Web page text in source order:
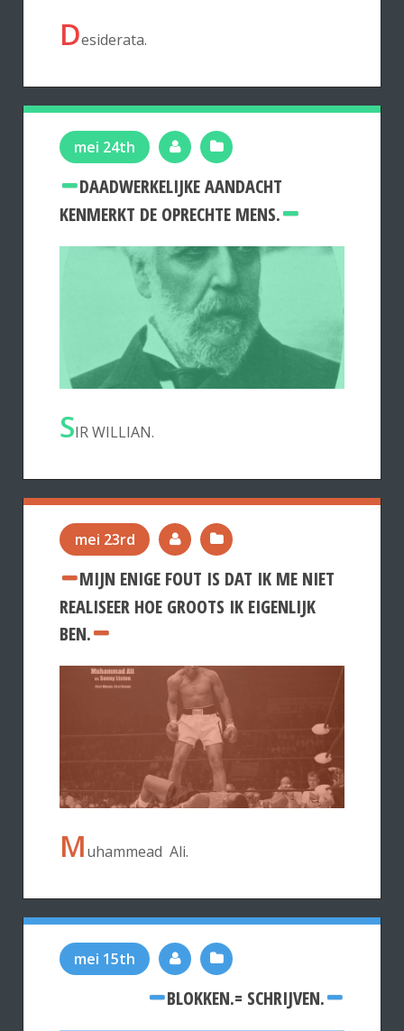
Desiderata.
mei 24th
DAADWERKELIJKE AANDACHT
KENMERKT DE OPRECHTE MENS.
SIR WILLIAN.
mei 23rd
MIJN ENIGE FOUT IS DAT IK ME NIET
REALISEER HOE GROOTS IK EIGENLIJK
BEN.
Muhammead Ali.
mei 15th
BLOKKEN.= SCHRIJVEN.